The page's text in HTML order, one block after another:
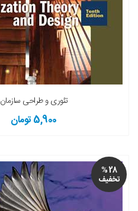
تئوری و طراحی سازمان
5,900 تومان
28 %
تخفیف